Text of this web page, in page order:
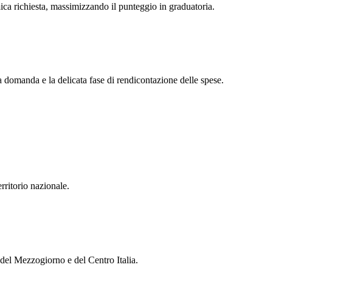
richiesta, massimizzando il punteggio in graduatoria.
e la delicata fase di rendicontazione delle spese.
nazionale.
Mezzogiorno e del Centro Italia.